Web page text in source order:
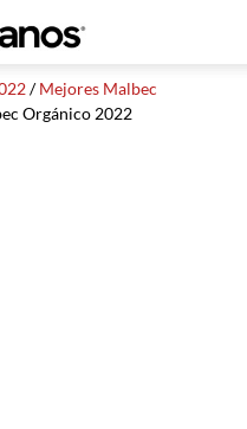
/Mejores Malbec
Orgánico 2022